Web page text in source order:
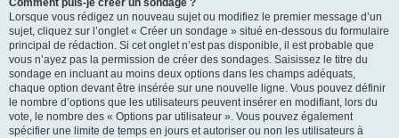
Comment puis-je créer un sondage ?
Lorsque vous rédigez un nouveau sujet ou modifiez le premier message d’un
sujet, cliquez sur l’onglet « Créer un sondage » situé en-dessous du formulaire
principal de rédaction. Si cet onglet n’est pas disponible, il est probable que
vous n’ayez pas la permission de créer des sondages. Saisissez le titre du
sondage en incluant au moins deux options dans les champs adéquats,
chaque option devant être insérée sur une nouvelle ligne. Vous pouvez définir
le nombre d’options que les utilisateurs peuvent insérer en modifiant, lors du
vote, le nombre des « Options par utilisateur ». Vous pouvez également
spécifier une limite de temps en jours et autoriser ou non les utilisateurs à